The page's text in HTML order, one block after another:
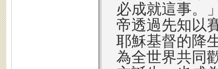
必成就這事。
帝透過先知以
耶穌基督的降
為全世界共同